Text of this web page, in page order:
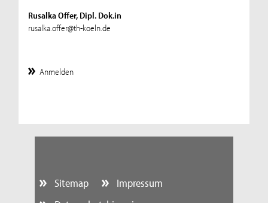
Rusalka Offer, Dipl. Dok.in
rusalka.offer@th-koeln.de
Anmelden
Sitemap
Impressum